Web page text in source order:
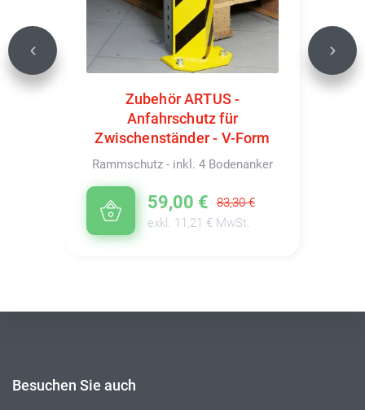
Zubehör ARTUS -
Anfahrschutz für
Zwischenständer - V-Form
Rammschutz - inkl. 4 Bodenanker
59,00 €
83,30 €
exkl. 11,21 € MwSt.
Previous Next
Besuchen Sie auch